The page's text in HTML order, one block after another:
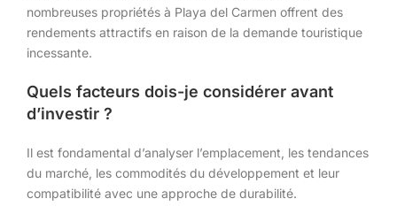
nombreuses propriétés à Playa del Carmen offrent des
rendements attractifs en raison de la demande touristique
incessante.
Quels facteurs dois-je considérer avant
d’investir ?
Il est fondamental d’analyser l’emplacement, les tendances
du marché, les commodités du développement et leur
compatibilité avec une approche de durabilité.